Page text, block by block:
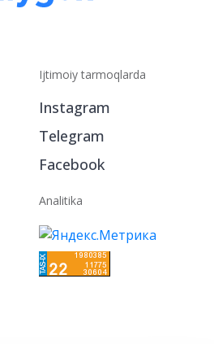
Ijtimoiy tarmoqlarda
Instagram
Telegram
Facebook
Analitika